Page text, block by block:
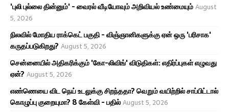
'புலி புல்லை தின்னும்' - வைரல் வீடியோவும் அறிவியல் உண்மையும்August
5, 2026
நிலவில் மோதிய ராக்கெட் பகுதி - விஞ்ஞானிகளுக்கு ஏன் ஒரு 'பரிசாக'
கருதப்படுகிறது? August 5, 2026
சென்னையில் அதிகரிக்கும் 'கோ-லிவிங்' விடுதிகள்: எதிர்ப்புகள் எழுவது
ஏன்? August 5, 2026
எண்ணெயை விட நெய் உடலுக்கு சிறந்ததா? வெறும் வயிற்றில் சாப்பிட்டால்
கொழுப்பு குறையுமா? 8 கேள்வி - பதில்August 5, 2026